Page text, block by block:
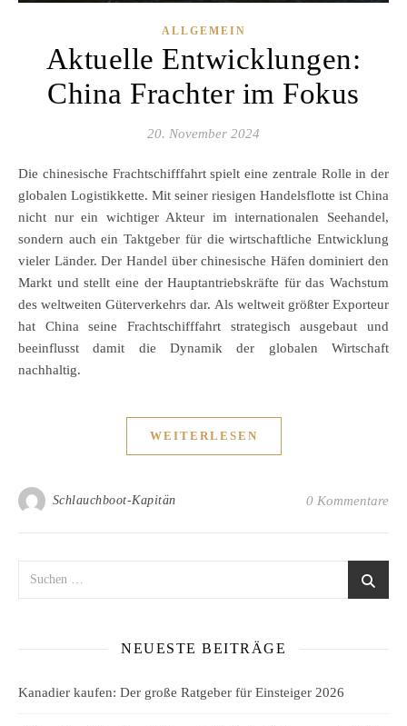
ALLGEMEIN
Aktuelle Entwicklungen:
China Frachter im Fokus
20. November 2024
Die chinesische Frachtschifffahrt spielt eine zentrale Rolle in der
globalen Logistikkette. Mit seiner riesigen Handelsflotte ist China
nicht nur ein wichtiger Akteur im internationalen Seehandel,
sondern auch ein Taktgeber für die wirtschaftliche Entwicklung
vieler Länder. Der Handel über chinesische Häfen dominiert den
Markt und stellt eine der Hauptantriebskräfte für das Wachstum
des weltweiten Güterverkehrs dar. Als weltweit größter Exporteur
hat China seine Frachtschifffahrt strategisch ausgebaut und
beeinflusst damit die Dynamik der globalen Wirtschaft
nachhaltig.
WEITERLESEN
Schlauchboot-Kapitän 0 Kommentare
NEUESTE BEITRÄGE
Kanadier kaufen: Der große Ratgeber für Einsteiger 2026